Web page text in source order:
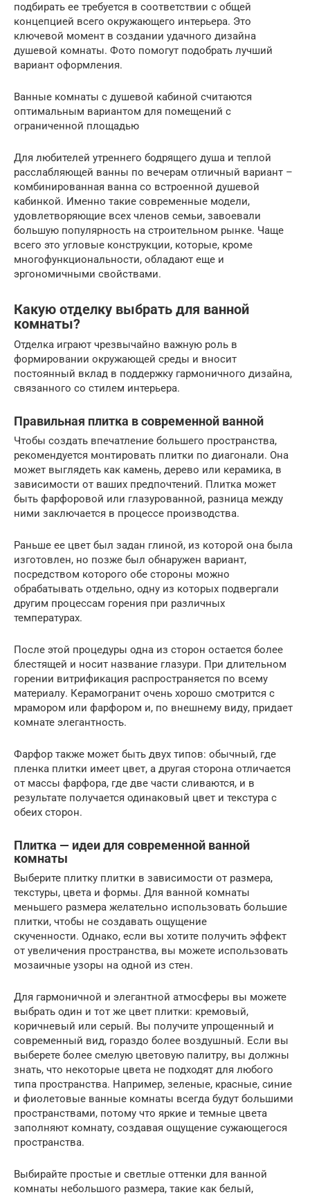
подбирать ее требуется в соответствии с общей
концепцией всего окружающего интерьера. Это
ключевой момент в создании удачного дизайна
душевой комнаты. Фото помогут подобрать лучший
вариант оформления.
Ванные комнаты с душевой кабиной считаются
оптимальным вариантом для помещений с
ограниченной площадью
Для любителей утреннего бодрящего душа и теплой
расслабляющей ванны по вечерам отличный вариант –
комбинированная ванна со встроенной душевой
кабинкой. Именно такие современные модели,
удовлетворяющие всех членов семьи, завоевали
большую популярность на строительном рынке. Чаще
всего это угловые конструкции, которые, кроме
многофункциональности, обладают еще и
эргономичными свойствами.
Какую отделку выбрать для ванной
комнаты?
Отделка играют чрезвычайно важную роль в
формировании окружающей среды и вносит
постоянный вклад в поддержку гармоничного дизайна,
связанного со стилем интерьера.
Правильная плитка в современной ванной
Чтобы создать впечатление большего пространства,
рекомендуется монтировать плитки по диагонали. Она
может выглядеть как камень, дерево или керамика, в
зависимости от ваших предпочтений. Плитка может
быть фарфоровой или глазурованной, разница между
ними заключается в процессе производства.
Раньше ее цвет был задан глиной, из которой она была
изготовлен, но позже был обнаружен вариант,
посредством которого обе стороны можно
обрабатывать отдельно, одну из которых подвергали
другим процессам горения при различных
температурах.
После этой процедуры одна из сторон остается более
блестящей и носит название глазури. При длительном
горении витрификация распространяется по всему
материалу. Керамогранит очень хорошо смотрится с
мрамором или фарфором и, по внешнему виду, придает
комнате элегантность.
Фарфор также может быть двух типов: обычный, где
пленка плитки имеет цвет, а другая сторона отличается
от массы фарфора, где две части сливаются, и в
результате получается одинаковый цвет и текстура с
обеих сторон.
Плитка — идеи для современной ванной
комнаты
Выберите плитку плитки в зависимости от размера,
текстуры, цвета и формы. Для ванной комнаты
меньшего размера желательно использовать большие
плитки, чтобы не создавать ощущение
скученности. Однако, если вы хотите получить эффект
от увеличения пространства, вы можете использовать
мозаичные узоры на одной из стен.
Для гармоничной и элегантной атмосферы вы можете
выбрать один и тот же цвет плитки: кремовый,
коричневый или серый. Вы получите упрощенный и
современный вид, гораздо более воздушный. Если вы
выберете более смелую цветовую палитру, вы должны
знать, что некоторые цвета не подходят для любого
типа пространства. Например, зеленые, красные, синие
и фиолетовые ванные комнаты всегда будут большими
пространствами, потому что яркие и темные цвета
заполняют комнату, создавая ощущение сужающегося
пространства.
Выбирайте простые и светлые оттенки для ванной
комнаты небольшого размера, такие как белый,